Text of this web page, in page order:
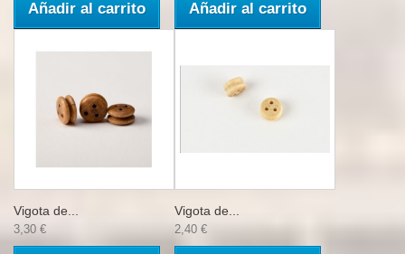
Añadir al carrito Añadir al carrito
Vigota de...
3,30 €
Vigota de...
2,40 €